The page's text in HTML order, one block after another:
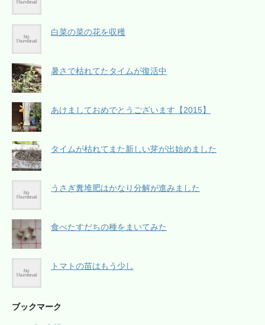
白菜の菜の花を収穫
暑さで枯れてたタイムが復活中
あけましておめでとうございます【2015】
タイムが枯れてまた新しい芽が出始めました
うさぎ糞堆肥はかなり分解が進みました
食べたすだちの種をまいてみた
トマトの苗はもう少し
ブックマーク